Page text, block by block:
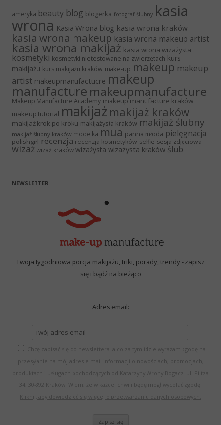
ameryka beauty blog blogerka fotograf ślubny kasia
wrona Kasia Wrona blog kasia wrona kraków
kasia wrona makeup kasia wrona makeup artist
kasia wrona makijaż kasia wrona wizażysta
kosmetyki kosmetyki nietestowane na zwierzętach kurs
makijażu kurs makijażu kraków make-up makeup makeup
artist makeupmanufactucre makeup
manufacture makeupmanufacture
Makeup Manufacture Academy makeup manufacture kraków
makeup tutorial makijaż makijaż kraków
makijaż krok po kroku makijażysta kraków makijaż ślubny
makijaż ślubny kraków modelka mua panna młoda pielęgnacja
polishgirl recenzja recenzja kosmetyków selfie sesja zdjęciowa
wizaż wizaż kraków wizażysta wizażysta kraków ślub
NEWSLETTER
Twoja tygodniowa porcja makijażu, triki, porady, trendy - zapisz
się i bądź na bieżąco
Adres email:
Chcę zapisać się do newslettera, a co za tym idzie wyrażam zgodę na
przesyłanie na mój adres e-mail informacji o nowościach, promocjach,
produktach i usługach pochodzących od Katarzyny Wrony-Bogacz, ul. Piltza
34, 30-392 Kraków. Wiem, że w każdej chwili będę mógł wycofać zgodę.
Kliknij, aby dowiedzieć się więcej o przetwarzaniu danych osobowych.